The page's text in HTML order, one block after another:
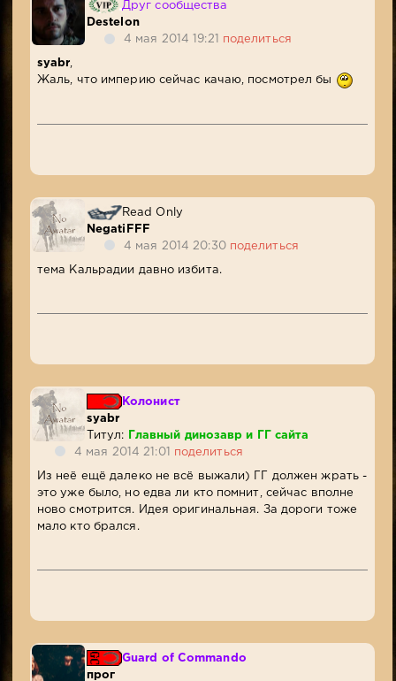
Друг сообщества
Destelon
4 мая 2014 19:21
поделиться
syabr
Жаль, что империю сейчас качаю, посмотрел бы
Read Only
NegatiFFF
4 мая 2014 20:30 поделиться
тема Кальрадии давно избита.
Колонист
syabr
Титул:
Главный динозавр и ГГ сайта
4 мая 2014 21:01
поделиться
Из неё ещё далеко не всё выжали) ГГ должен жрать -
это уже было, но едва ли кто помнит, сейчас вполне
ново смотрится. Идея оригинальная. За дороги тоже
мало кто брался.
Guard of Commando
прог